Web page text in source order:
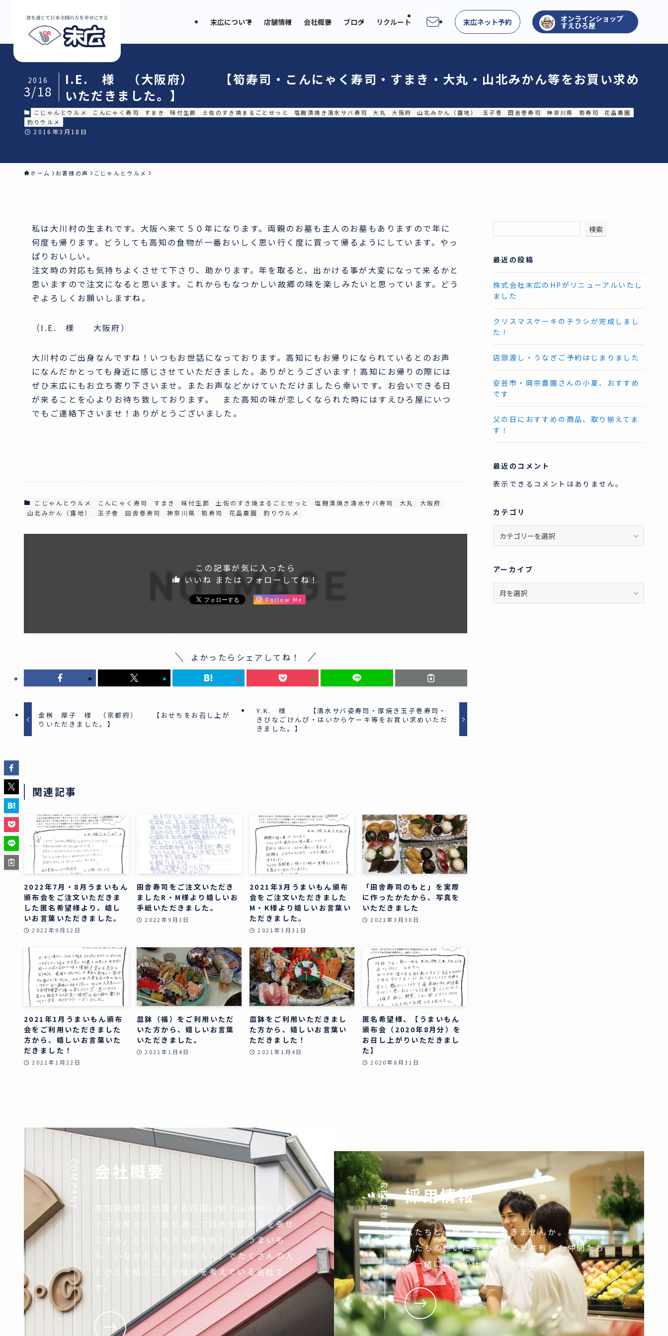
末広について 店舗情報 会社概要 ブログ リクルート
お問い合わせ
末広ネット予約 すえひろ屋
I.E. 様 （大阪府） 【筍寿司・こんにゃく寿司・すまき・大丸・山北みかん等をお買い求め
いただきました。】
2016
3/18
こじゃんとウルメ こんにゃく寿司 すまき 味付生節 土佐のすき焼まるごとせっと 塩麹漬焼き清水サバ寿司 大丸 大阪府 山北みかん（露地） 玉子巻 田舎巻寿司 神奈川県 筍寿司
花晶農園
釣りウルメ
2016年3月18日
ホーム お客様の声 こじゃんとウルメ
私は大川村の生まれです。大阪へ来て５０年になります。両親のお墓も主人のお墓もありますので年に
何度も帰ります。どうしても高知の食物が一番おいしく思い行く度に買って帰るようにしています。やっ
ぱりおいしい。
注文時の対応も気持ちよくさせて下さり、助かります。年を取ると、出かける事が大変になって来るかと
思いますので注文になると思います。これからもなつかしい故郷の味を楽しみたいと思っています。どう
ぞよろしくお願いしますね。
（I.E. 様 大阪府）
大川村のご出身なんですね！いつもお世話になっております。高知にもお帰りになられているとのお声
になんだかとっても身近に感じさせていただきました。ありがとうございます！高知にお帰りの際には
ぜひ末広にもお立ち寄り下さいませ。またお声などかけていただけましたら幸いです。お会いできる日
が来ることを心よりお待ち致しております。 また高知の味が恋しくなられた時にはすえひろ屋にいつ
でもご連絡下さいませ！ありがとうございました。
こじゃんとウルメ こんにゃく寿司 すまき 味付生節 土佐のすき焼まるごとせっと 塩麹漬焼き清水サバ寿司 大丸
大阪府
山北みかん（露地）
玉子巻 田舎巻寿司 神奈川県 筍寿司 花晶農園 釣りウルメ
この記事が気に入ったら
いいね または フォローしてね！
Follow Me
よかったらシェアしてね！
金桝 厚子 様 （京都府） 【おせちをお召し上が
りいただきました。】
Y.K. 様 【清水サバ姿寿司・厚焼き玉子巻寿司・
きびなごけんぴ・はいからケーキ等をお買い求めいただ
きました。】
関連記事
2022年7月・8月うまいもん
頒布会をご注文いただきま
した匿名希望様より、嬉し
いお言葉いただきました。
2022年9月12日
田舎寿司をご注文いただき
ましたR・M様より嬉しいお
手紙いただきました。
2022年9月1日
2021年3月うまいもん頒布
会をご注文いただきました
M・K様より嬉しいお言葉い
ただきました。
2021年3月31日
「田舎寿司のもと」を実際
に作ったかたから、写真を
いただきました
2021年3月30日
2021年1月うまいもん頒布
会をご利用いただきました
方から、嬉しいお言葉いた
だきました！
2021年1月22日
皿鉢（福）をご利用いただ
いた方から、嬉しいお言葉
いただきました。
2021年1月4日
皿鉢をご利用いただきまし
た方から、嬉しいお言葉い
ただきました！
2021年1月4日
匿名希望様、【うまいもん
頒布会（2020年8月分）を
お召し上がりいただきまし
た】
2020年8月31日
検索
最近の投稿
株式会社末広のHPがリニューアルいたし
ました
クリスマスケーキのチラシが完成しまし
た！
店頭渡し・うなぎご予約はじまりました
安芸市・岡宗農園さんの小夏、おすすめ
です
父の日におすすめの商品、取り揃えてま
す！
最近のコメント
表示できるコメントはありません。
カテゴリ
テ
アーカイブ
ー
COMPANY 会社概要
高知県北部に位置する四国山脈の山の中にある
小さな町から「食を通じて日本全国の方を幸せ
にする」という大きな夢をもち、「うまいも
ん、いなかのもん、地のもん」でたくさんの人
とひとを結ぶことを使命を考えている会社で
す。
RECRUIT 採用情報
私たちと一緒に末広で働きませんか。
私たちの想いに共感し。志を共有した仲間たち
と一緒に最高の仕事をしてみませんか